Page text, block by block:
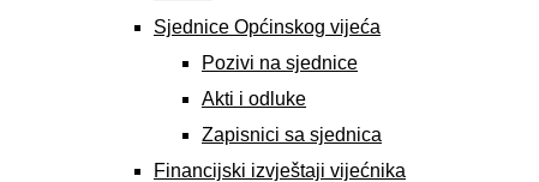
Sjednice Općinskog vijeća
Pozivi na sjednice
Akti i odluke
Zapisnici sa sjednica
Financijski izvještaji vijećnika